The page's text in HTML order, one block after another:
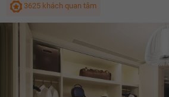
3625 khách quan tâm